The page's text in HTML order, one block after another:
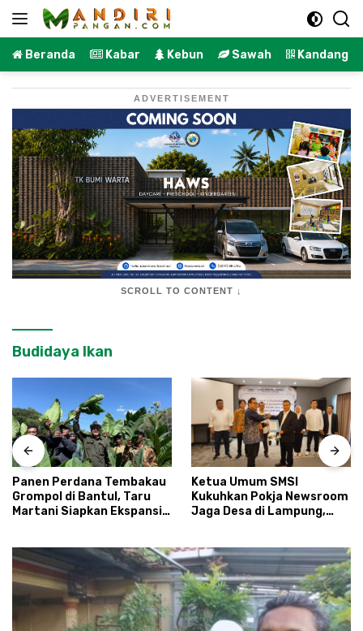
Langsung
Beranda Kabar Kebun Sawah Kandang
ADVERTISEMENT
SCROLL TO CONTENT ↓
Budidaya Ikan
Panen Perdana Tembakau
Grompol di Bantul, Taru
Martani Siapkan Ekspansi
Ketua Umum SMSI
Kukuhkan Pokja Newsroom
Jaga Desa di Lampung,